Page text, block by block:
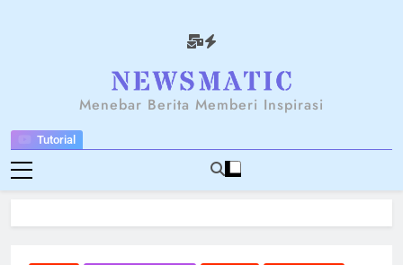
Tutorial
NEWSANTARA
Menebar Berita Memberi Inspirasi